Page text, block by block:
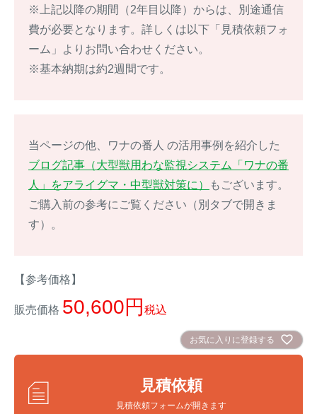
※上記以降の期間（2年目以降）からは、別途通信
費が必要となります。詳しくは以下「見積依頼フォ
ーム」よりお問い合わせください。
※基本納期は約2週間です。
当ページの他、ワナの番人 の活用事例を紹介した
ブログ記事（大型獣用わな監視システム「ワナの番
人」をアライグマ・中型獣対策に）
もございます。
ご購入前の参考にご覧ください（別タブで開きま
す）。
【参考価格】
販売価格 50,600 税込
お気に入りに登録する
見積依頼
見積依頼フォームが開きます
アナグマ対策